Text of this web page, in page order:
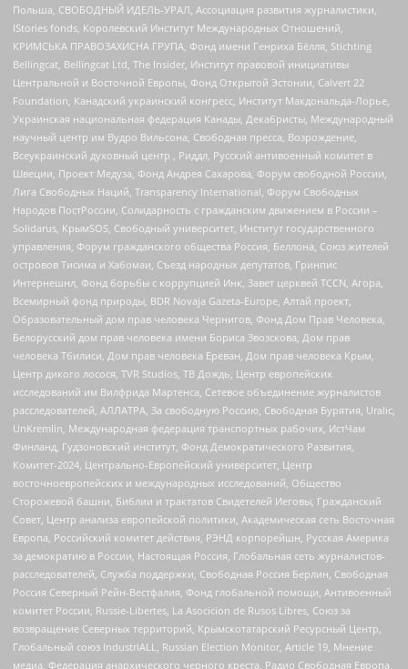
Польша, СВОБОДНЫЙ ИДЕЛЬ-УРАЛ, Ассоциация развития журналистики,
IStories fonds, Королевский Институт Международных Отношений,
КРИМСЬКА ПРАВОЗАХИСНА ГРУПА, Фонд имени Генриха Бёлля, Stichting
Bellingcat, Bellingcat Ltd, The Insider, Институт правовой инициативы
Центральной и Восточной Европы, Фонд Открытой Эстонии, Calvert 22
Foundation, Канадский украинский конгресс, Институт Макдональда-Лорье,
Украинская национальная федерация Канады, Декабристы, Международный
научный центр им Вудро Вильсона, Свободная пресса, Возрождение,
Всеукраинский духовный центр , Риддл, Русский антивоенный комитет в
Швеции, Проект Медуза, Фонд Андрея Сахарова, Форум свободной России,
Лига Свободных Наций, Transparеncy International, Форум Свободных
Народов ПостРоссии, Солидарность с гражданским движением в России –
Solidarus, КрымSOS, Свободный университет, Институт государственного
управления, Форум гражданского общества Россия, Беллона, Союз жителей
островов Тисима и Хабомаи, Съезд народных депутатов, Гринпис
Интернешнл, Фонд борьбы с коррупцией Инк, Завет церквей TCCN, Агора,
Всемирный фонд природы, BDR Novaja Gazeta-Europe, Алтай проект,
Образовательный дом прав человека Чернигов, Фонд Дом Прав Человека,
Белорусский дом прав человека имени Бориса Звозскова, Дом прав
человека Тбилиси, Дом прав человека Ереван, Дом прав человека Крым,
Центр дикого лосося, TVR Studios, ТВ Дождь, Центр европейских
исследований им Вилфрида Мартенса, Сетевое объединение журналистов
расследователей, АЛЛАТРА, За свободную Россию, Свободная Бурятия, Uralic,
UnKremlin, Международная федерация транспортных рабочих, ИстЧам
Финланд, Гудзоновский институт, Фонд Демократического Развития,
Комитет-2024, Центрально-Европейский университет, Центр
восточноевропейских и международных исследований, Общество
Сторожевой башни, Библии и трактатов Свидетелей Иеговы, Гражданский
Совет, Центр анализа европейской политики, Академическая сеть Восточная
Европа, Российский комитет действия, РЭНД корпорейшн, Русская Америка
за демократию в России, Настоящая Россия, Глобальная сеть журналистов-
расследователей, Служба поддержки, Свободная Россия Берлин, Свободная
Россия Северный Рейн-Вестфалия, Фонд глобальной помощи, Антивоенный
комитет России, Russie-Libertes, La Asocicion de Rusos Libres, Союз за
возвращение Северных территорий, Крымскотатарский Ресурсный Центр,
Глобальный союз IndustriALL, Russian Election Monitor, Article 19, Мнение
медиа, Федерация анархического черного креста, Радио Свободная Европа,